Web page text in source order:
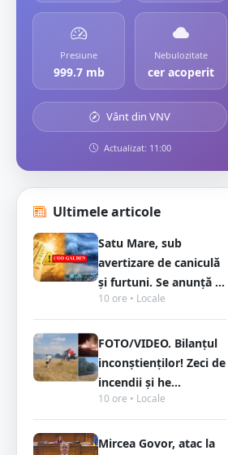
Presiune
999.7 mb
Nebulozitate
cer acoperit
Vânt din VNV
Actualizat: 11:00
Ultimele articole
Satu Mare, sub
avertizare de caniculă
și furtuni. Se anunță ...
10 ore • Locale
FOTO/VIDEO. Bilanțul
inconștienților! Zeci de
incendii și he...
10 ore • Locale
Mircea Govor, atac la